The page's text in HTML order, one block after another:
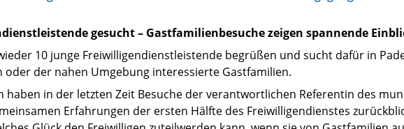
gesucht – Gastfamilienbesuche zeigen spannende
10 junge Freiwilligendienstleistende begrüßen und sucht dafür in
der nahen Umgebung interessierte Gastfamilien.
in der letzten Zeit Besuche der verantwortlichen Referentin des
Erfahrungen der ersten Hälfte des Freiwilligendienstes